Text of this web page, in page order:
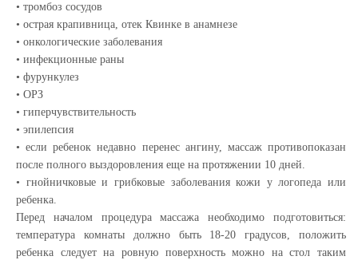
• тромбоз сосудов
• острая крапивница, отек Квинке в анамнезе
• онкологические заболевания
• инфекционные раны
• фурункулез
• ОРЗ
• гиперчувствительность
• эпилепсия
• если ребенок недавно перенес ангину, массаж противопоказан
после полного выздоровления еще на протяжении 10 дней.
• гнойничковые и грибковые заболевания кожи у логопеда или
ребенка.
Перед началом процедура массажа необходимо подготовиться:
температура комнаты должно быть 18-20 градусов, положить
ребенка следует на ровную поверхность можно на стол таким